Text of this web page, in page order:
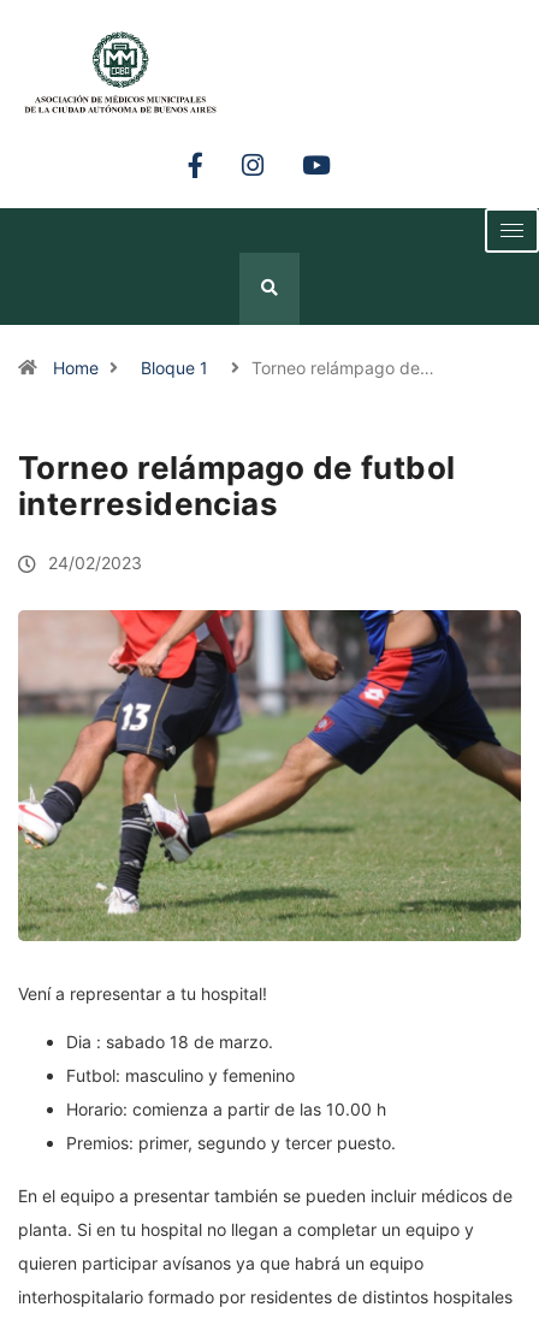
Home Bloque 1 Torneo relámpago de…
Torneo relámpago de futbol
interresidencias
24/02/2023
Vení a representar a tu hospital!
Dia : sabado 18 de marzo.
Futbol: masculino y femenino
Horario: comienza a partir de las 10.00 h
Premios: primer, segundo y tercer puesto.
En el equipo a presentar también se pueden incluir médicos de
planta. Si en tu hospital no llegan a completar un equipo y
quieren participar avísanos ya que habrá un equipo
interhospitalario formado por residentes de distintos hospitales